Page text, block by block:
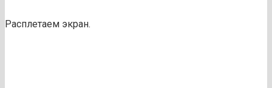
Расплетаем экран.